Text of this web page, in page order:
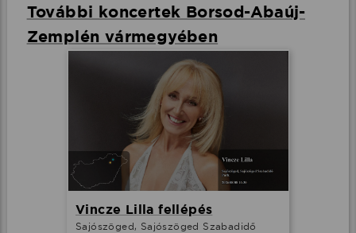
További koncertek Borsod-Abaúj-
Zemplén vármegyében
Vincze Lilla fellépés
Sajószöged, Sajószöged Szabadidő